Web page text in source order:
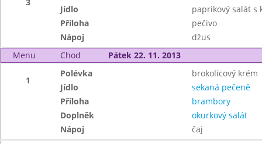
Jídlo
paprikový salát s
Příloha
pečivo
Nápoj
džus
Menu
Chod Pátek 22. 11. 2013
1
Polévka
brokolicový krém
Jídlo
sekaná pečeně
Příloha
brambory
Doplněk
okurkový salát
Nápoj
čaj